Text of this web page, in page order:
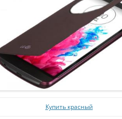
Купить красный